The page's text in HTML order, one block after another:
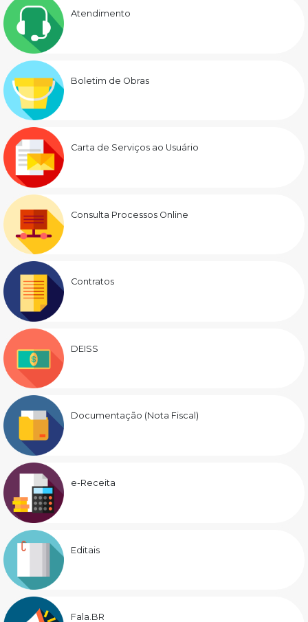
Atendimento
Boletim de Obras
Carta de Serviços ao Usuário
Consulta Processos Online
Contratos
DEISS
Documentação (Nota Fiscal)
e-Receita
Editais
Fala.BR